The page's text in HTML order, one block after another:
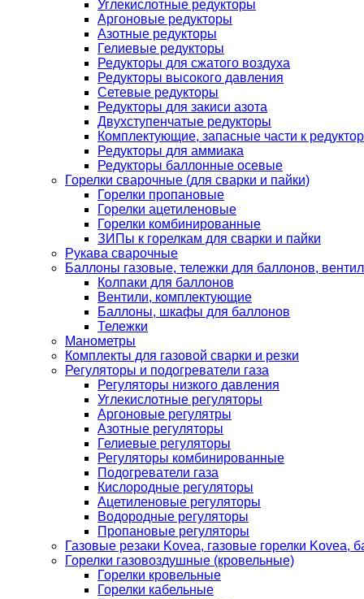
Углекислотные редукторы
Аргоновые редукторы
Азотные редукторы
Гелиевые редукторы
Редукторы для сжатого воздуха
Редукторы высокого давления
Сетевые редукторы
Редукторы для закиси азота
Двухступенчатые редукторы
Комплектующие, запасные части к
Редукторы для аммиака
Редукторы баллонные осевые
Горелки сварочные (для сварки и пайки)
Горелки пропановые
Горелки ацетиленовые
Горелки комбинированные
ЗИПы к горелкам для сварки и пайки
Рукава сварочные
Баллоны газовые, тележки для баллонов,
Колпаки для баллонов
Вентили, комплектующие
Баллоны, шкафы для баллонов
Тележки
Манометры
Комплекты для газовой сварки и резки
Регуляторы и подогреватели газа
Регуляторы низкого давления
Углекислотные регуляторы
Аргоновые регулятры
Азотные регуляторы
Гелиевые регуляторы
Регуляторы комбинированные
Подогреватели газа
Кислородные регуляторы
Ацетиленовые регуляторы
Водородные регуляторы
Пропановые регуляторы
Газовые резаки Kovea, газовые горелки Kovea,
Горелки газовоздушные (кровельные)
Горелки кровельные
Горелки кабельные